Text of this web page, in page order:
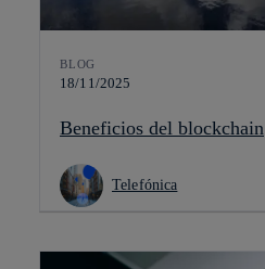
BLOG
18/11/2025
Beneficios del blockchain
Telefónica